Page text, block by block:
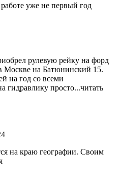
уже не первый год
рулевую рейку на форд
Москве на Батюнинский 15.
на год со всеми
гидравлику просто...читать
на краю географии. Своим